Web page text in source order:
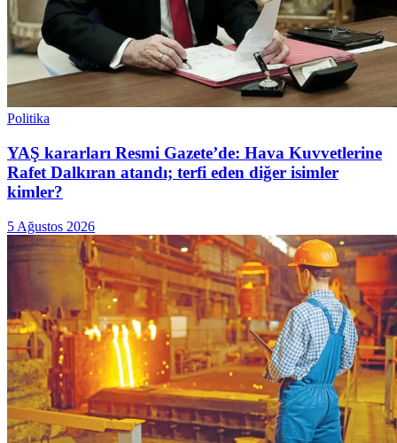
Politika
YAŞ kararları Resmi Gazete’de: Hava Kuvvetlerine
Rafet Dalkıran atandı; terfi eden diğer isimler
kimler?
5 Ağustos 2026